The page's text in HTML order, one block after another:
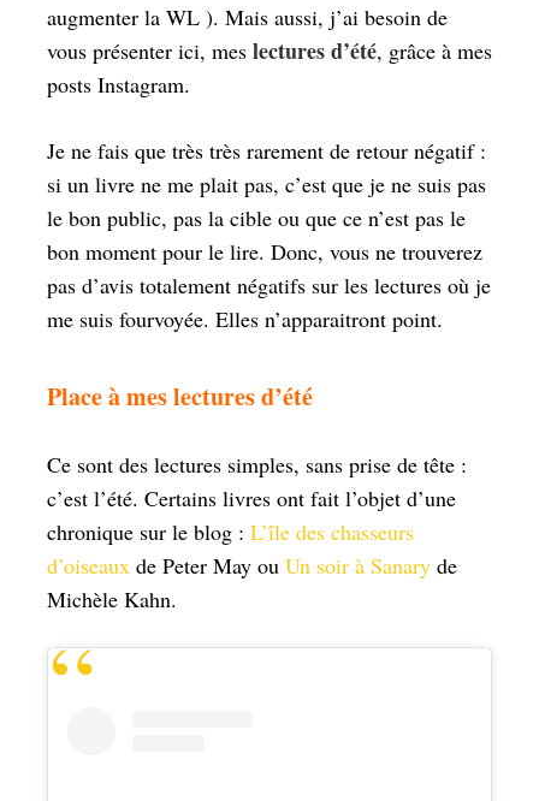
augmenter la WL ). Mais aussi, j’ai besoin de
vous présenter ici, mes lectures d’été, grâce à mes
posts Instagram.
Je ne fais que très très rarement de retour négatif :
si un livre ne me plait pas, c’est que je ne suis pas
le bon public, pas la cible ou que ce n’est pas le
bon moment pour le lire. Donc, vous ne trouverez
pas d’avis totalement négatifs sur les lectures où je
me suis fourvoyée. Elles n’apparaitront point.
Place à mes lectures d’été
Ce sont des lectures simples, sans prise de tête :
c’est l’été. Certains livres ont fait l’objet d’une
chronique sur le blog : L’île des chasseurs
d’oiseaux de Peter May ou Un soir à Sanary de
Michèle Kahn.